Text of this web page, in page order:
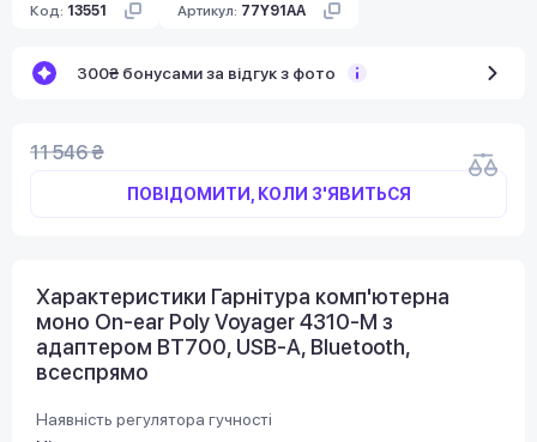
Код: 13551 Артикул: 77Y91AA
300₴ бонусами за відгук з фото
11 546 ₴
ПОВІДОМИТИ, КОЛИ З'ЯВИТЬСЯ
Характеристики Гарнітура комп'ютерна
моно On-ear Poly Voyager 4310-M з
адаптером BT700, USB-A, Bluetooth,
всеспрямо
Наявність регулятора гучності